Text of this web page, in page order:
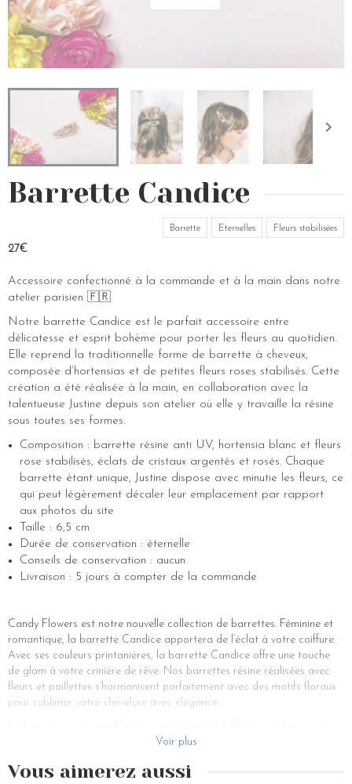
Barrette Candice
Barrette Eternelles Fleurs stabilisées
27€
Accessoire confectionné à la commande et à la main dans notre
atelier parisien 🇫🇷
Notre barrette Candice est le parfait accessoire entre
délicatesse et esprit bohème pour porter les fleurs au quotidien.
Elle reprend la traditionnelle forme de barrette à cheveux,
composée d’hortensias et de petites fleurs roses stabilisés. Cette
création a été réalisée à la main, en collaboration avec la
talentueuse Justine depuis son atelier où elle y travaille la résine
sous toutes ses formes.
Composition : barrette résine anti UV, hortensia blanc et fleurs
rose stabilisés, éclats de cristaux argentés et rosés. Chaque
barrette étant unique, Justine dispose avec minutie les fleurs, ce
qui peut légèrement décaler leur emplacement par rapport
aux photos du site
Taille : 6,5 cm
Durée de conservation : éternelle
Conseils de conservation : aucun
Livraison : 5 jours à compter de la commande
Candy Flowers est notre nouvelle collection de barrettes. Féminine et
romantique, la barrette Candice apportera de l’éclat à votre coiffure.
Avec ses couleurs printanières, la barrette Candice offre une touche
de glam à votre crinière de rêve. Nos barrettes résine réalisées avec
fleurs et paillettes s’harmonisent parfaitement avec des motifs floraux
pour sublimer votre chevelure avec élégance.
de coiffure indispensable pour toutes les occasions. Les barrettes
souhaitent apporter une touche de féminité à leur coiffure. Véritables
Voir plus
Vous aimerez aussi